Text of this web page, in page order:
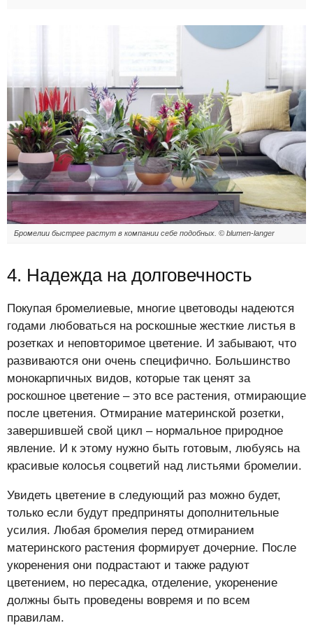
Бромелии быстрее растут в компании себе подобных. © blumen-langer
4. Надежда на долговечность
Покупая бромелиевые, многие цветоводы надеются
годами любоваться на роскошные жесткие листья в
розетках и неповторимое цветение. И забывают, что
развиваются они очень специфично. Большинство
монокарпичных видов, которые так ценят за
роскошное цветение – это все растения, отмирающие
после цветения. Отмирание материнской розетки,
завершившей свой цикл – нормальное природное
явление. И к этому нужно быть готовым, любуясь на
красивые колосья соцветий над листьями бромелии.
Увидеть цветение в следующий раз можно будет,
только если будут предприняты дополнительные
усилия. Любая бромелия перед отмиранием
материнского растения формирует дочерние. После
укоренения они подрастают и также радуют
цветением, но пересадка, отделение, укоренение
должны быть проведены вовремя и по всем
правилам.